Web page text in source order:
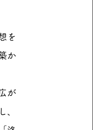
を
か
が
、